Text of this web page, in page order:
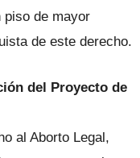
piso de mayor
de este derecho.
del Proyecto de
al Aborto Legal,